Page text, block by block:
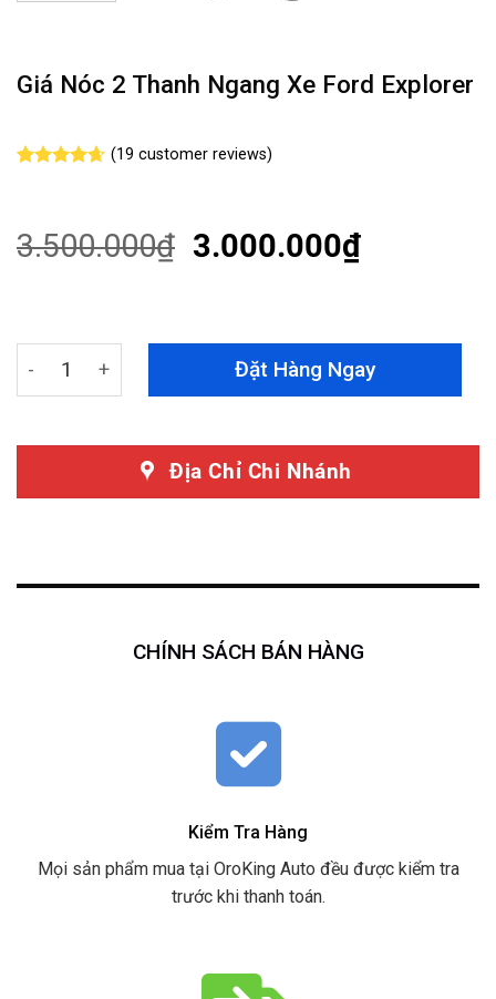
Giá Nóc 2 Thanh Ngang Xe Ford Explorer
customer
ratings
(19 customer reviews)
3.500.000₫ 3.000.000₫
Giá Nóc 2 Thanh Ngang Xe Ford Explorer quantity
Đặt Hàng Ngay
Địa Chỉ Chi Nhánh
CHÍNH SÁCH BÁN HÀNG
Kiểm Tra Hàng
Mọi sản phẩm mua tại OroKing Auto đều được kiểm tra
trước khi thanh toán.